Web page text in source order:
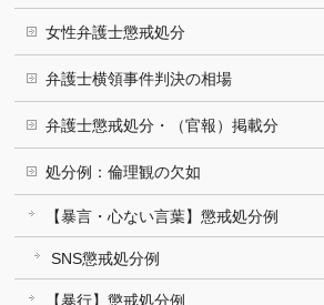
女性弁護士懲戒処分
弁護士横領事件判決の相場
弁護士懲戒処分・（官報）掲載分
処分例：倫理観の欠如
【暴言・心ない言葉】懲戒処分例
SNS懲戒処分例
【暴行】懲戒処分例